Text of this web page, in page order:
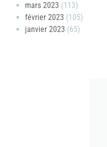
mars 2023 (113)
février 2023 (105)
janvier 2023 (65)